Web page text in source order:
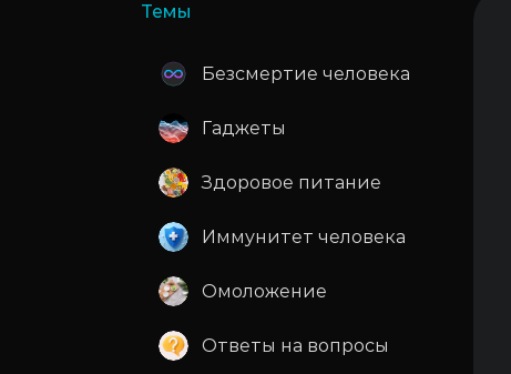
Темы
Безсмертие человека
Гаджеты
Здоровое питание
Иммунитет человека
Омоложение
Ответы на вопросы